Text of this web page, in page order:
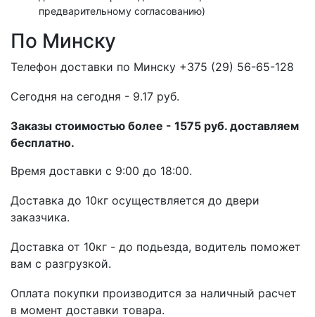
предварительному согласованию)
По Минску
Телефон доставки по Минску +375 (29) 56-65-128
Cегодня на сегодня - 9.17 руб.
Заказы стоимостью более - 1575 руб. доставляем
бесплатно.
Время доставки с 9:00 до 18:00.
Доставка до 10кг осуществляется до двери
заказчика.
Доставка от 10кг - до подьезда, водитель поможет
вам с разгрузкой.
Оплата покупки производится за наличный расчет
в момент доставки товара.